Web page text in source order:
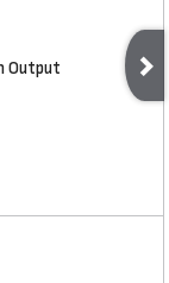
Output